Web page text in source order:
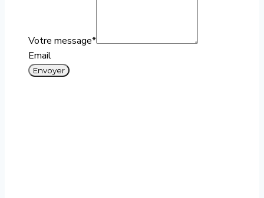
Votre message*
Email
Envoyer